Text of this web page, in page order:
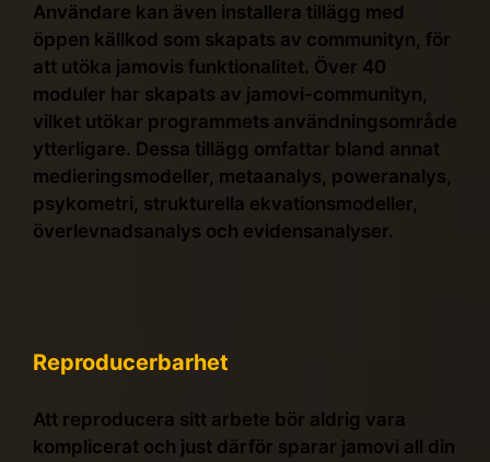
Användare kan även installera tillägg med
öppen källkod som skapats av communityn, för
att utöka jamovis funktionalitet. Över 40
moduler har skapats av jamovi-communityn,
vilket utökar programmets användningsområde
ytterligare. Dessa tillägg omfattar bland annat
medieringsmodeller, metaanalys, poweranalys,
psykometri, strukturella ekvationsmodeller,
överlevnadsanalys och evidensanalyser.
Reproducerbarhet
Att reproducera sitt arbete bör aldrig vara
komplicerat och just därför sparar jamovi all din